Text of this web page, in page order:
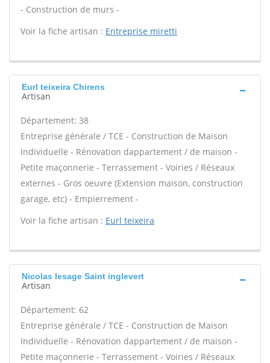
- Construction de murs -
Voir la fiche artisan : Entreprise miretti
Eurl teixeira Chirens
Artisan
Département: 38
Entreprise générale / TCE - Construction de Maison
Individuelle - Rénovation dappartement / de maison -
Petite maçonnerie - Terrassement - Voiries / Réseaux
externes - Gros oeuvre (Extension maison, construction
garage, etc) - Empierrement -
Voir la fiche artisan : Eurl teixeira
Nicolas lesage Saint inglevert
Artisan
Département: 62
Entreprise générale / TCE - Construction de Maison
Individuelle - Rénovation dappartement / de maison -
Petite maçonnerie - Terrassement - Voiries / Réseaux